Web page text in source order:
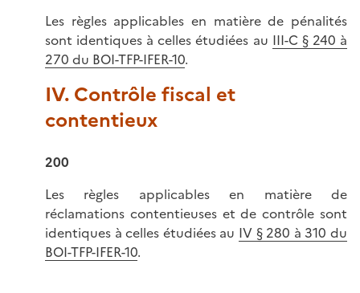
Les règles applicables en matière de pénalités
sont identiques à celles étudiées au III-C § 240 à
270 du BOI-TFP-IFER-10.
IV. Contrôle fiscal et
contentieux
200
Les règles applicables en matière de
réclamations contentieuses et de contrôle sont
identiques à celles étudiées au IV § 280 à 310 du
BOI-TFP-IFER-10.